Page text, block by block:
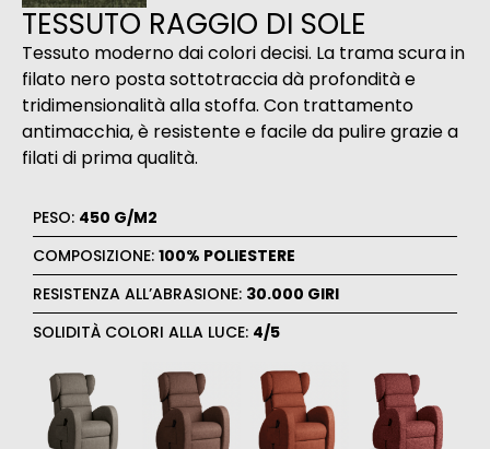
TESSUTO RAGGIO DI SOLE
Tessuto moderno dai colori decisi. La trama scura in
filato nero posta sottotraccia dà profondità e
tridimensionalità alla stoffa. Con trattamento
antimacchia, è resistente e facile da pulire grazie a
filati di prima qualità.
PESO: 450 G/M2
COMPOSIZIONE: 100% POLIESTERE
RESISTENZA ALL’ABRASIONE: 30.000 GIRI
SOLIDITÀ COLORI ALLA LUCE: 4/5